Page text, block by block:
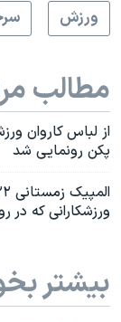
ورزش
مطالب
از لباس کاروان
پکن‌ رونمایی شد
ورزشکارانی که
بیشتر